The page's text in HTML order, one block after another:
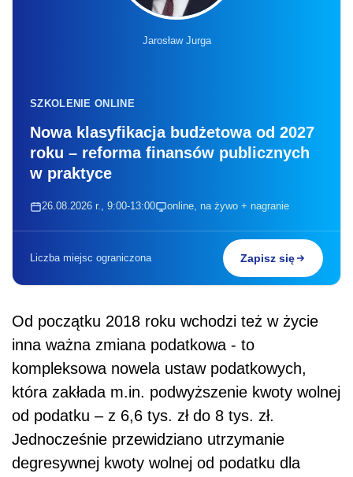
Jarosław Jurga
SZKOLENIE ONLINE
Nowa klasyfikacja budżetowa od 2027
roku – reforma finansów publicznych
w praktyce
26.08.2026 r., 9:00-13:00 online, na żywo + nagranie
Liczba miejsc ograniczona Zapisz się
Od początku 2018 roku wchodzi też w życie
inna ważna zmiana podatkowa - to
kompleksowa nowela ustaw podatkowych,
która zakłada m.in. podwyższenie kwoty wolnej
od podatku – z 6,6 tys. zł do 8 tys. zł.
Jednocześnie przewidziano utrzymanie
degresywnej kwoty wolnej od podatku dla